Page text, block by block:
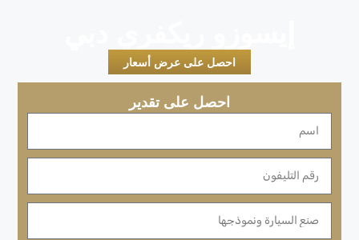
احصل على عرض أسعار
احصل على تقدير